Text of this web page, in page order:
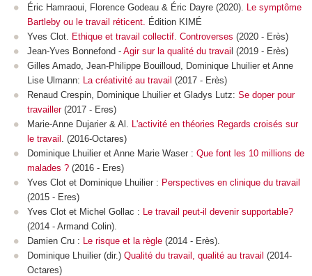
Éric Hamraoui, Florence Godeau & Éric Dayre (2020).
Le symptôme
Bartleby ou le travail réticent.
Édition KIMÉ
Yves Clot.
Ethique et travail collectif. Controverses (2020 - Erès)
Jean-Yves Bonnefond - Agir sur la qualité du travai l (2019 - Erès)
Gilles Amado, Jean-Philippe Bouilloud, Dominique Lhuilier et Anne
Lise Ulmann:
La créativité au travail (2017 - Erès)
Renaud Crespin, Dominique Lhuilier et Gladys Lutz: Se doper pour
travailler (2017 - Eres)
Marie-Anne Dujarier & Al.
L'activité en théories Regards croisés sur
le travail
. (2016-Octares)
Dominique Lhuilier et Anne Marie Waser : Que font les 10 millions de
malades ? (2016 - Eres)
Yves Clot et Dominique Lhuilier : Perspectives en clinique du travail
(2015 - Eres)
Yves Clot et Michel Gollac :
Le travail peut-il devenir supportable?
(2014 - Armand Colin).
Damien Cru :
Le risque et la règle (2014 - Erès).
Dominique Lhuilier (dir.) Qualité du travail, qualité au travail (2014-
Octares)